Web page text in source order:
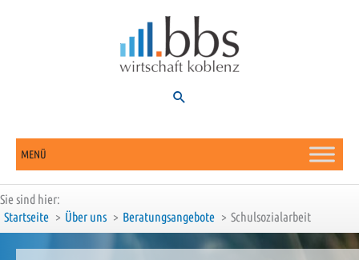
MENÜ
Suchen
Sie sind hier:
Startseite
Über uns Beratungsangebote Schulsozialarbeit